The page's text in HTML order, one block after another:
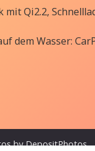
Qi2.2,
dem Wasser:
by DepositPhotos